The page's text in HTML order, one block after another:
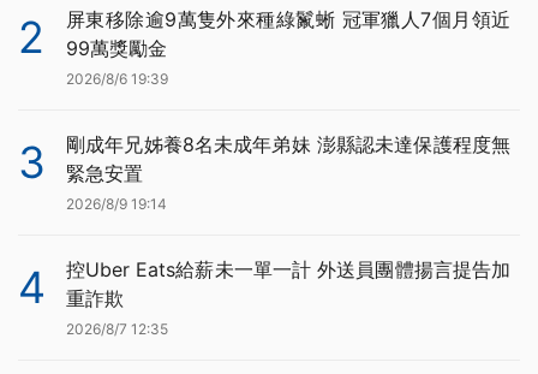
2
屏東移除逾9萬隻外來種綠鬣蜥 冠軍獵人7個月領近
99萬獎勵金
2026/8/6 19:39
3
剛成年兄姊養8名未成年弟妹 澎縣認未達保護程度無
緊急安置
2026/8/9 19:14
4
控Uber Eats給薪未一單一計 外送員團體揚言提告加
重詐欺
2026/8/7 12:35